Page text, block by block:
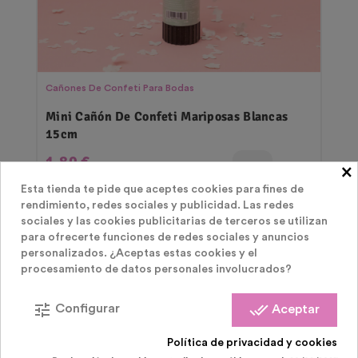
Cañones De Confeti Para Bodas
Mini Cañón De Confeti Mariposas Blancas
15cm
Precio
1,80 €
LOS CLIENTES QUE COMPRARON ESTE
×
Esta tienda te pide que aceptes cookies para fines de
rendimiento, redes sociales y publicidad. Las redes
sociales y las cookies publicitarias de terceros se utilizan
para ofrecerte funciones de redes sociales y anuncios
personalizados. ¿Aceptas estas cookies y el
procesamiento de datos personales involucrados?
done_all Aceptar
tune Configurar
Política de privacidad y cookies